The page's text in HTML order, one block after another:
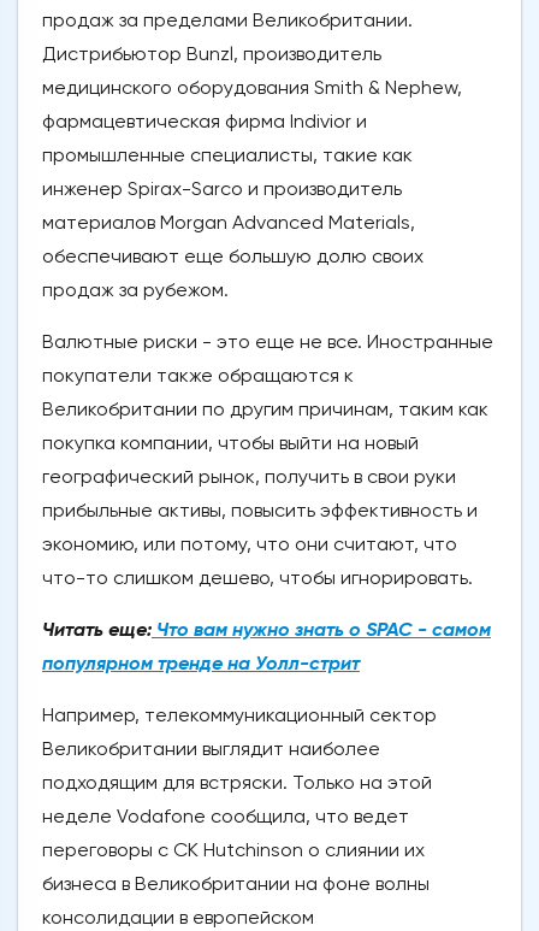
продаж за пределами Великобритании.
Дистрибьютор Bunzl, производитель
медицинского оборудования Smith & Nephew,
фармацевтическая фирма Indivior и
промышленные специалисты, такие как
инженер Spirax-Sarco и производитель
материалов Morgan Advanced Materials,
обеспечивают еще большую долю своих
продаж за рубежом.
Валютные риски - это еще не все. Иностранные
покупатели также обращаются к
Великобритании по другим причинам, таким как
покупка компании, чтобы выйти на новый
географический рынок, получить в свои руки
прибыльные активы, повысить эффективность и
экономию, или потому, что они считают, что
что-то слишком дешево, чтобы игнорировать.
Читать еще: Что вам нужно знать о SPAC - самом
популярном тренде на Уолл-стрит
Например, телекоммуникационный сектор
Великобритании выглядит наиболее
подходящим для встряски. Только на этой
неделе Vodafone сообщила, что ведет
переговоры с CK Hutchinson о слиянии их
бизнеса в Великобритании на фоне волны
консолидации в европейском